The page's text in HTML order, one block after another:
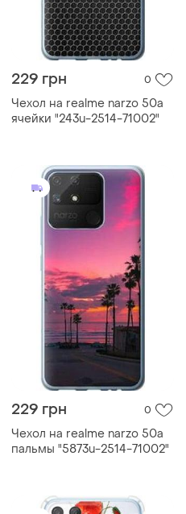
229 грн 0
Чехол на realme narzo 50a
ячейки "243u-2514-71002"
229 грн 0
Чехол на realme narzo 50a
пальмы "5873u-2514-71002"